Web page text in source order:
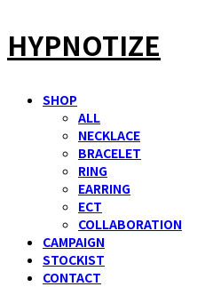
HYPNOTIZE
SHOP
ALL
NECKLACE
BRACELET
RING
EARRING
ECT
COLLABORATION
CAMPAIGN
STOCKIST
CONTACT